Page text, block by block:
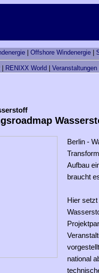
Offshore Windenergie
RENIXX World Veranstaltungen
Berlin -
Aufbau
braucht
Hier
national